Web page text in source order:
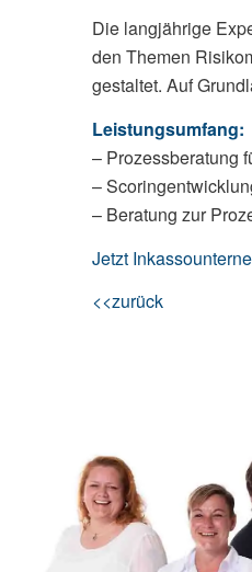
Die langjährige
den Themen
gestaltet. Auf
Leistungsumfang:
– Prozessberatung
–
– Beratung zur
Jetzt
<<zurück